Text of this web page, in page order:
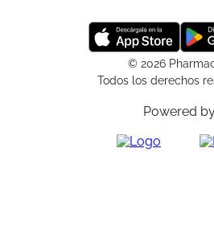
© 2026
Todos los derechos
Powered